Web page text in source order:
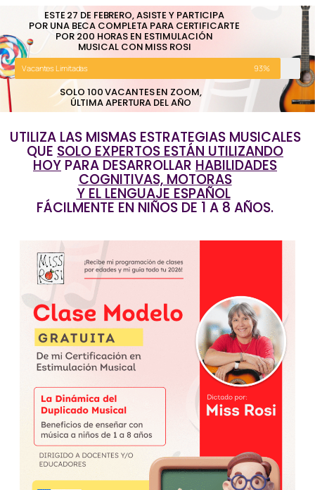
ESTE 27 DE FEBRERO, ASISTE Y PARTICIPA
POR UNA BECA COMPLETA PARA CERTIFICARTE
POR 200 HORAS EN ESTIMULACIÓN
MUSICAL CON MISS ROSI
Vacantes Limitadas 93%
SOLO 100 VACANTES EN ZOOM,
ÚLTIMA APERTURA DEL AÑO
UTILIZA LAS MISMAS ESTRATEGIAS MUSICALES
QUE SOLO EXPERTOS ESTÁN UTILIZANDO
HOY PARA DESARROLLAR HABILIDADES
COGNITIVAS, MOTORAS
Y EL LENGUAJE ESPAÑOL
FÁCILMENTE EN NIÑOS DE 1 A 8 AÑOS.